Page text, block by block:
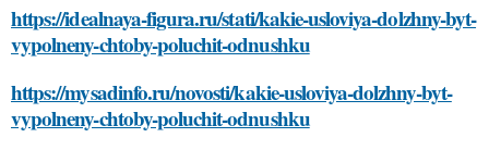
https://idealnaya-figura.ru/stati/kakie-usloviya-dolzhny-byt-
vypolneny-chtoby-poluchit-odnushku
https://mysadinfo.ru/novosti/kakie-usloviya-dolzhny-byt-
vypolneny-chtoby-poluchit-odnushku